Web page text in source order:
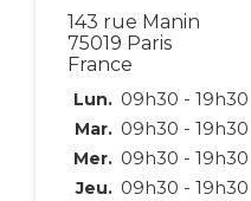
143 rue Manin
75019 Paris
France
Lun. 09h30 - 19h30
Mar. 09h30 - 19h30
Mer. 09h30 - 19h30
Jeu. 09h30 - 19h30